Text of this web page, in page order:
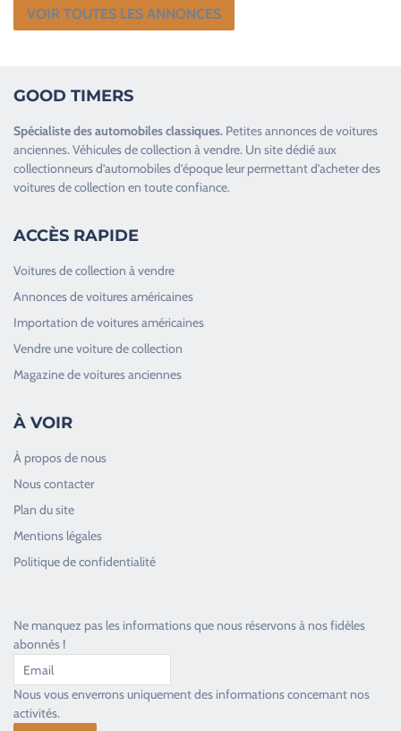
VOIR TOUTES LES ANNONCES
GOOD TIMERS
Spécialiste desautomobiles classiques. Petites annonces devoitures
anciennes.Véhicules de collection à vendre. Un site dédié aux
collectionneurs d’automobiles d’époque leur permettant d’acheter des
voitures de collection en toute confiance.
ACCÈS RAPIDE
Voitures de collection à vendre
Annonces de voitures américaines
Importation de voitures américaines
Vendre une voiture de collection
Magazine de voitures anciennes
À VOIR
À propos de nous
Nous contacter
Plan du site
Mentions légales
Politique de confidentialité
Ne manquez pas les informations que nous réservons à nos fidèles
abonnés !
Nous vous enverrons uniquement des informations concernant nos
activités.
Toujours heureux d'aider les passionnés